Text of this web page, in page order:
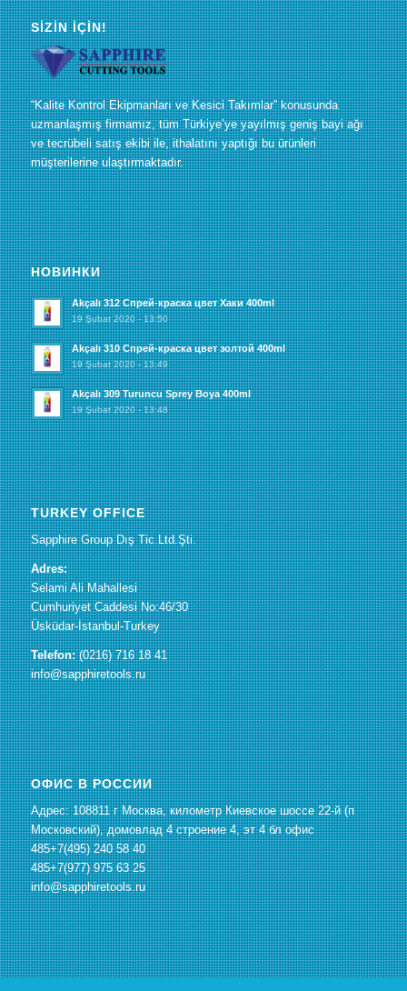
SIZIN İÇIN!
“Kalite Kontrol Ekipmanları ve Kesici Takımlar” konusunda
uzmanlaşmış firmamız, tüm Türkiye’ye yayılmış geniş bayi ağı
ve tecrübeli satış ekibi ile, ithalatını yaptığı bu ürünleri
müşterilerine ulaştırmaktadır.
НОВИНКИ
Akçalı 312 Спрей-краска цвет Хаки 400ml
19 Şubat 2020 - 13:50
Akçalı 310 Спрей-краска цвет золтой 400ml
19 Şubat 2020 - 13:49
Akçalı 309 Turuncu Sprey Boya 400ml
19 Şubat 2020 - 13:48
TURKEY OFFICE
Sapphire Group Dış Tic.Ltd.Şti.
Adres:
Selami Ali Mahallesi
Cumhuriyet Caddesi No:46/30
Üsküdar-İstanbul-Turkey
Telefon:(0216) 716 18 41
info@sapphiretools.ru
ОФИС В РОССИИ
Адрес: 108811 г Москва, километр Киевское шоссе 22-й (п
Московский), домовлад 4 строение 4, эт 4 бл офис
485+7(495) 240 58 40
485+7(977) 975 63 25
info@sapphiretools.ru